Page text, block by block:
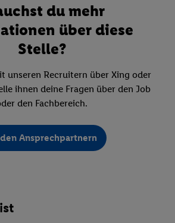
du mehr
über diese
Stelle?
unseren Recruitern über Xing oder
ihnen deine Fragen über den Job
den Fachbereich.
Ansprechpartnern